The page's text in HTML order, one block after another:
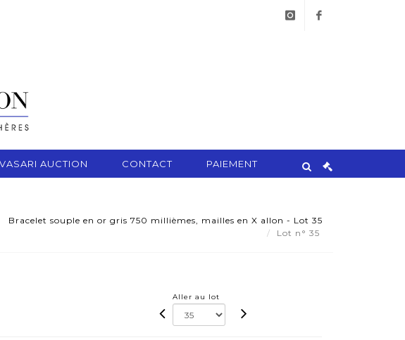
VASARI AUCTION CONTACT PAIEMENT
Bracelet souple en or gris 750 millièmes, mailles en X allon - Lot 35
Lot n° 35
Aller au lot